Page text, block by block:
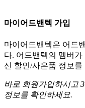
마이어드밴텍 가입
마이어드밴텍은 어드
다. 어드밴텍의 멤버가
신 할인/사은품 정보
바로 회원가입하시고
정보를 확인하세요.